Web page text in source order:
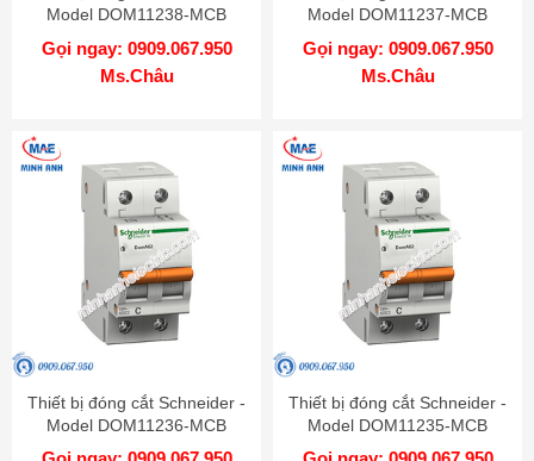
Model DOM11238-MCB
Gọi ngay: 0909.067.950
Ms.Châu
Model DOM11237-MCB
Gọi ngay: 0909.067.950
Ms.Châu
Thiết bị đóng cắt Schneider -
Model DOM11236-MCB
Thiết bị đóng cắt Schneider -
Model DOM11235-MCB